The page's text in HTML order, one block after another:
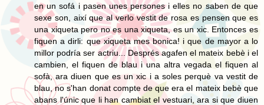
en un sofá i pasen unes persones i elles no saben de que
sexe son, així que al verlo vestit de rosa es pensen que es
una xiqueta pero no es una xiqueta, es un xic. Entonces es
fiquen a dirli: que xiqueta mes bonica! i que de mayor a lo
millor podría ser actriu... Després agafen el mateix bebè i el
cambien, el fiquen de blau i una altra vegada el fiquen al
sofà, ara diuen que es un xic i a soles perquè va vestit de
blau, no s'han donat compte de que era el mateix bebè que
abans l'únic que li han cambiat el vestuari, ara si que diuen